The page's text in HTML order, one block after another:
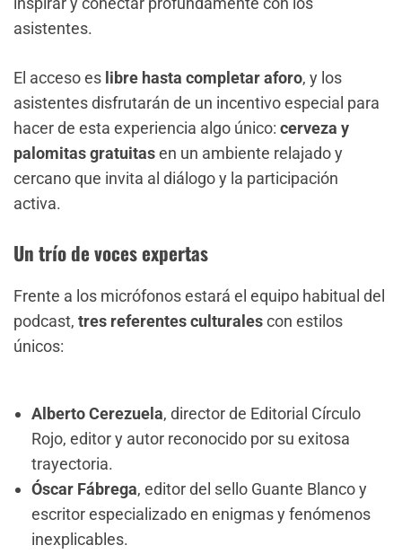
asistentes.
El acceso es libre hasta completar aforo, y los
asistentes disfrutarán de un incentivo especial para
hacer de esta experiencia algo único: cerveza y
palomitas gratuitasen un ambiente relajado y
cercano que invita al diálogo y la participación
activa.
Un trío de voces expertas
Frente a los micrófonos estará el equipo habitual del
podcast, tres referentes culturalescon estilos
únicos:
Alberto Cerezuela, director de Editorial Círculo
Rojo, editor y autor reconocido por su exitosa
trayectoria.
Óscar Fábrega, editor del sello Guante Blanco y
escritor especializado en enigmas y fenómenos
inexplicables.